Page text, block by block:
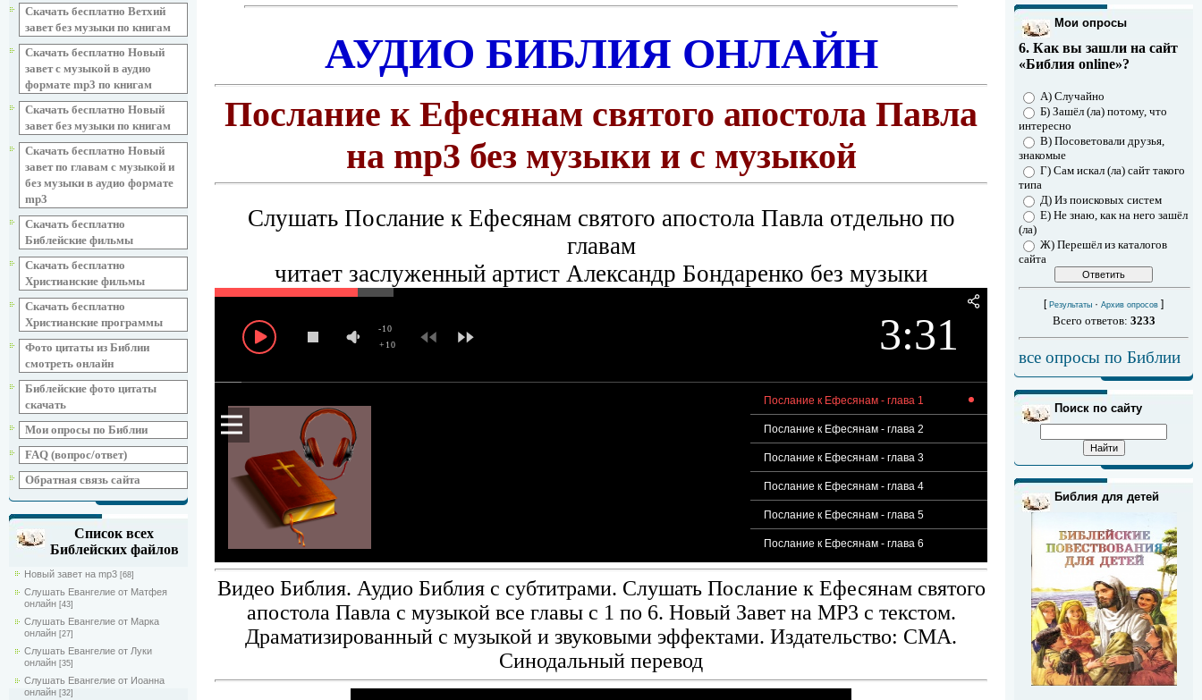
Скачать бесплатно Ветхий
завет без музыки по книгам
Скачать бесплатно Новый
завет с музыкой в аудио
формате mp3 по книгам
Скачать бесплатно Новый
завет без музыки по книгам
Скачать бесплатно Новый
завет по главам с музыкой и
без музыки в аудио формате
mp3
Скачать бесплатно
Библейские фильмы
Скачать бесплатно
Христианские фильмы
Скачать бесплатно
Христианские программы
Фото цитаты из Библии
смотреть онлайн
Библейские фото цитаты
скачать
Мои опросы по Библии
FAQ (вопрос/ответ)
Обратная связь сайта
Список всех
Библейских файлов
Новый завет на mp3 [68]
Слушать Евангелие от Матфея
онлайн [43]
Слушать Евангелие от Марка
онлайн [27]
Слушать Евангелие от Луки
онлайн [35]
Слушать Евангелие от Иоанна
онлайн [32]
АУДИО БИБЛИЯ ОНЛАЙН
Послание к Ефесянам святого апостола Павла
на mp3 без музыки и с музыкой
Слушать Послание к Ефесянам святого апостола Павла отдельно по
главам
читает заслуженный артист Александр Бондаренко без музыки
3:31
+10
-10
Послание к Ефесянам - глава 1
Послание к Ефесянам - глава 2
Послание к Ефесянам - глава 3
Послание к Ефесянам - глава 4
Послание к Ефесянам - глава 5
Послание к Ефесянам - глава 6
Видео Библия. Аудио Библия с субтитрами. Слушать Послание к Ефесянам святого
апостола Павла с музыкой все главы с 1 по 6. Новый Завет на MP3 с текстом.
Драматизированный с музыкой и звуковыми эффектами. Издательство: СМА.
Синодальный перевод
Мои опросы
6. Как вы зашли на сайт
«Библия online»?
А) Случайно
Б) Зашёл (ла) потому, что
интересно
В) Посоветовали друзья,
знакомые
Г) Сам искал (ла) сайт такого
типа
Д) Из поисковых систем
Е) Не знаю, как на него зашёл
(ла)
Ж) Перешёл из каталогов
сайта
[ Результаты · Архив опросов ]
Всего ответов: 3233
все опросы по Библии
Поиск по сайту
Библия для детей